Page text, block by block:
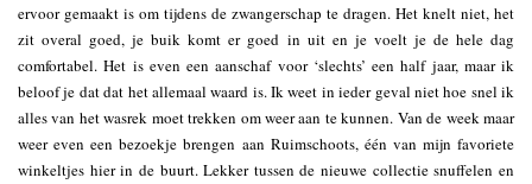
ervoor gemaakt is om tijdens de zwangerschap te dragen. Het knelt niet, het
zit overal goed, je buik komt er goed in uit en je voelt je de hele dag
comfortabel. Het is even een aanschaf voor ‘slechts’ een half jaar, maar ik
beloof je dat dat het allemaal waard is. Ik weet in ieder geval niet hoe snel ik
alles van het wasrek moet trekken om weer aan te kunnen. Van de week maar
weer even een bezoekje brengen aan Ruimschoots, één van mijn favoriete
winkeltjes hier in de buurt. Lekker tussen de nieuwe collectie snuffelen en